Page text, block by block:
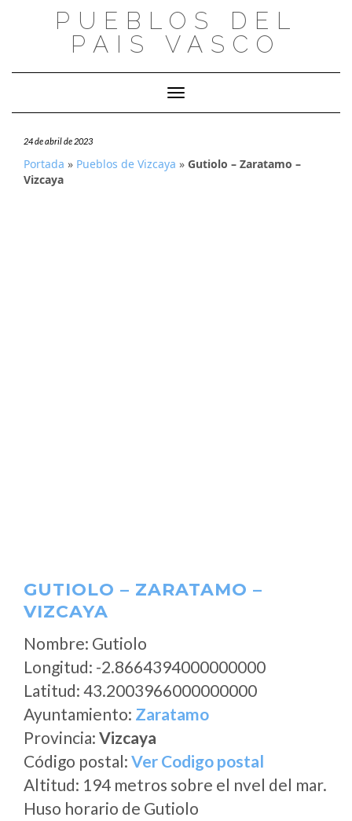
PUEBLOS DEL
PAIS VASCO
Cambiar modo de navegación
24 de abril de 2023
Portada » Pueblos de Vizcaya » Gutiolo – Zaratamo –
Vizcaya
GUTIOLO – ZARATAMO –
VIZCAYA
Nombre: Gutiolo
Longitud: -2.8664394000000000
Latitud: 43.2003966000000000
Ayuntamiento: Zaratamo
Provincia: Vizcaya
Código postal: Ver Codigo postal
Altitud: 194 metros sobre el nvel del mar.
Huso horario de Gutiolo